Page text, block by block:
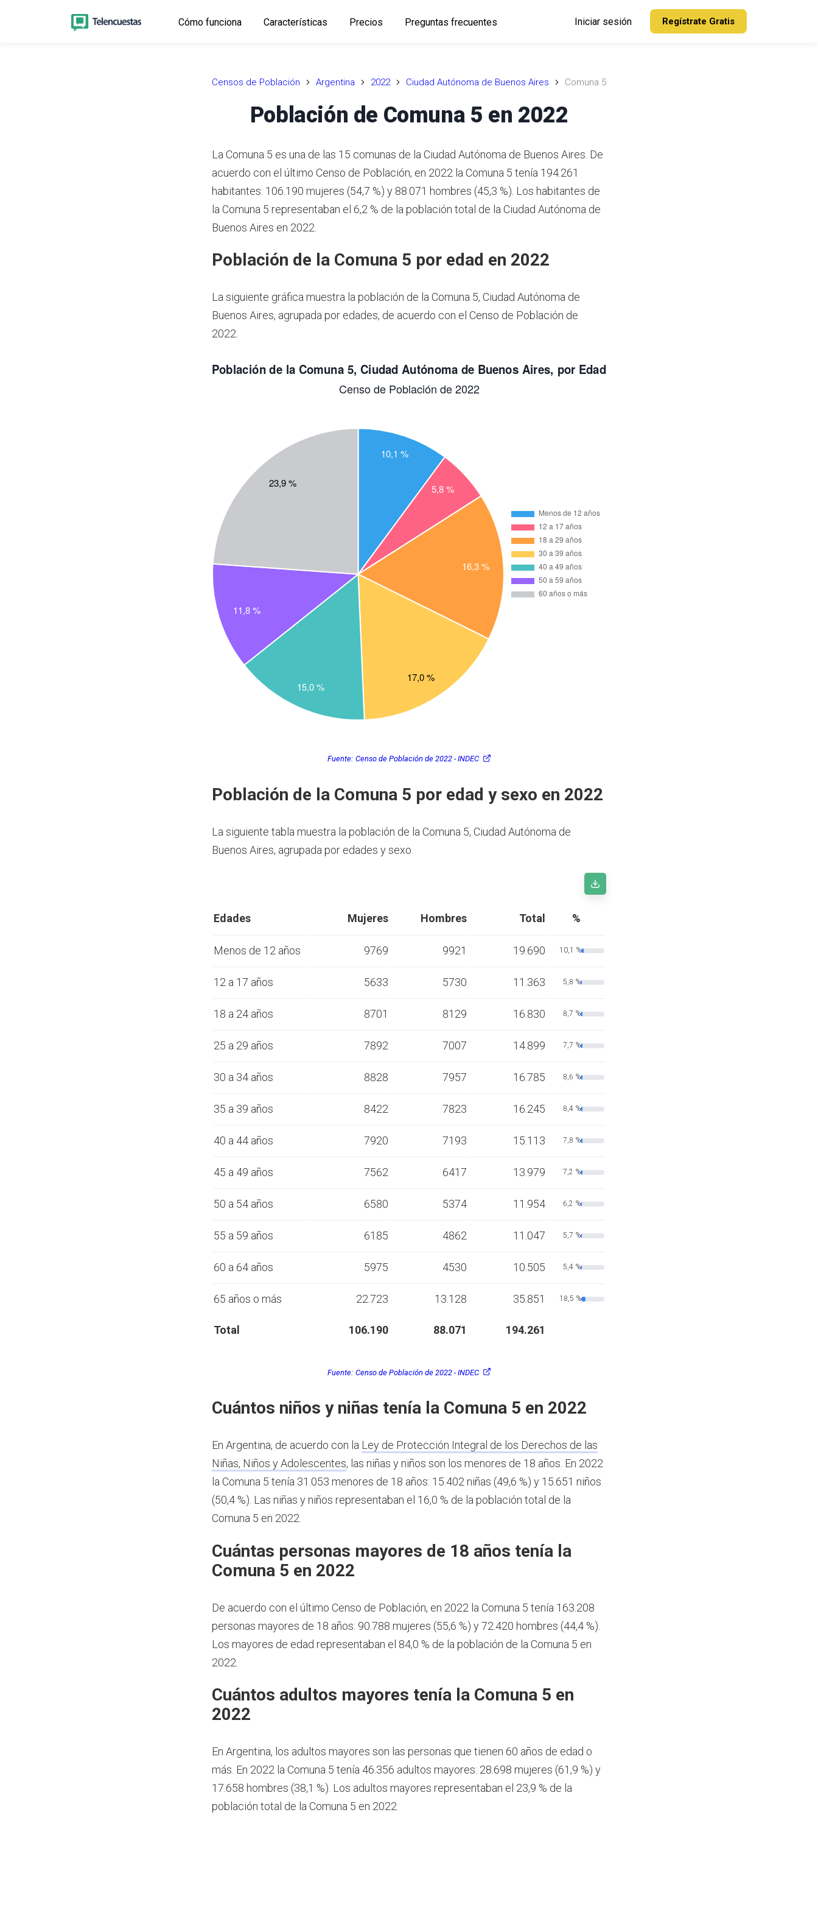
Cómo funciona Características Precios Preguntas frecuentes Iniciar sesión Regístrate Gratis
Censos de Población Argentina 2022 Ciudad Autónoma de Buenos Aires Comuna 5
Población de Comuna 5 en 2022
La Comuna 5 es una de las 15 comunas de la Ciudad Autónoma de Buenos Aires. De
acuerdo con el último Censo de Población, en 2022 la Comuna 5 tenía 194.261
habitantes: 106.190 mujeres (54,7 %) y 88.071 hombres (45,3 %). Los habitantes de
la Comuna 5 representaban el 6,2 % de la población total de la Ciudad Autónoma de
Buenos Aires en 2022.
Población de la Comuna 5 por edad en 2022
La siguiente gráfica muestra la población de la Comuna 5, Ciudad Autónoma de
Buenos Aires, agrupada por edades, de acuerdo con el Censo de Población de
2022.
Fuente: Censo de Población de 2022 - INDEC
Población de la Comuna 5 por edad y sexo en 2022
La siguiente tabla muestra la población de la Comuna 5, Ciudad Autónoma de
Buenos Aires, agrupada por edades y sexo.
Edades Mujeres Hombres Total %
Menos de 12 años 9769 9921 19.690 10,1 %
12 a 17 años 5633 5730 11.363 5,8 %
18 a 24 años 8701 8129 16.830 8,7 %
25 a 29 años 7892 7007 14.899 7,7 %
30 a 34 años 8828 7957 16.785 8,6 %
35 a 39 años 8422 7823 16.245 8,4 %
40 a 44 años 7920 7193 15.113 7,8 %
45 a 49 años 7562 6417 13.979 7,2 %
50 a 54 años 6580 5374 11.954 6,2 %
55 a 59 años 6185 4862 11.047 5,7 %
60 a 64 años 5975 4530 10.505 5,4 %
65 años o más 22.723 13.128 35.851 18,5 %
Total 106.190 88.071 194.261
Fuente: Censo de Población de 2022 - INDEC
Cuántos niños y niñas tenía la Comuna 5 en 2022
En Argentina, de acuerdo con la Ley de Protección Integral de los Derechos de las
Niñas, Niños y Adolescentes, las niñas y niños son los menores de 18 años. En 2022
la Comuna 5 tenía 31.053 menores de 18 años: 15.402 niñas (49,6 %) y 15.651 niños
(50,4 %). Las niñas y niños representaban el 16,0 % de la población total de la
Comuna 5 en 2022.
Cuántas personas mayores de 18 años tenía la
Comuna 5 en 2022
De acuerdo con el último Censo de Población, en 2022 la Comuna 5 tenía 163.208
personas mayores de 18 años: 90.788 mujeres (55,6 %) y 72.420 hombres (44,4 %).
Los mayores de edad representaban el 84,0 % de la población de la Comuna 5 en
2022.
Cuántos adultos mayores tenía la Comuna 5 en
2022
En Argentina, los adultos mayores son las personas que tienen 60 años de edad o
más. En 2022 la Comuna 5 tenía 46.356 adultos mayores: 28.698 mujeres (61,9 %) y
17.658 hombres (38,1 %). Los adultos mayores representaban el 23,9 % de la
población total de la Comuna 5 en 2022.